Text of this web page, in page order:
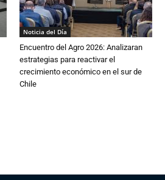
Noticia del Día
Encuentro del Agro 2026: Analizaran
estrategias para reactivar el
crecimiento económico en el sur de
Chile